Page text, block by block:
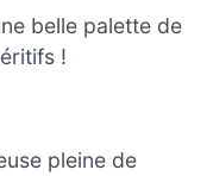
belle palette de
!
pleine de